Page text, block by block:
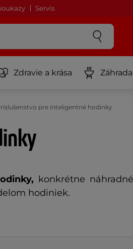
Servis
Zdravie a krása Záhrada
konkrétne
hodiniek.
pre inteligentné hodinky